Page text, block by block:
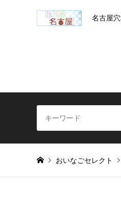
名古屋
おいなごセレクト